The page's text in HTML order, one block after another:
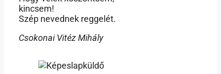
kincsem!
Szép nevednek reggelét.
Csokonai Vitéz Mihály